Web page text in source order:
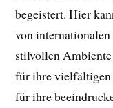
begeistert. Hier
von
stilvollen
für ihre vielfältigen
für ihre